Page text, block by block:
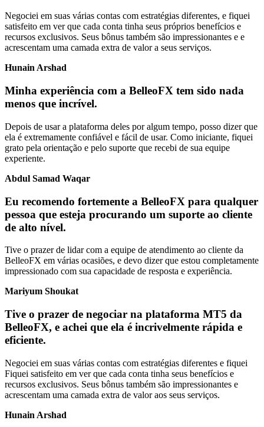
Negociei em suas várias contas com estratégias diferentes, e fiquei
satisfeito em ver que cada conta tinha seus próprios benefícios e
recursos exclusivos. Seus bônus também são impressionantes e e
acrescentam uma camada extra de valor a seus serviços.
Hunain Arshad
Minha experiência com a BelleoFX tem sido nada
menos que incrível.
Depois de usar a plataforma deles por algum tempo, posso dizer que
ela é extremamente confiável e fácil de usar. Como iniciante, fiquei
grato pela orientação e pelo suporte que recebi de sua equipe
experiente.
Abdul Samad Waqar
Eu recomendo fortemente a BelleoFX para qualquer
pessoa que esteja procurando um suporte ao cliente
de alto nível.
Tive o prazer de lidar com a equipe de atendimento ao cliente da
BelleoFX em várias ocasiões, e devo dizer que estou completamente
impressionado com sua capacidade de resposta e experiência.
Mariyum Shoukat
Tive o prazer de negociar na plataforma MT5 da
BelleoFX, e achei que ela é incrivelmente rápida e
eficiente.
Negociei em suas várias contas com estratégias diferentes e fiquei
Fiquei satisfeito em ver que cada conta tinha seus benefícios e
recursos exclusivos. Seus bônus também são impressionantes e
acrescentam uma camada extra de valor aos seus serviços.
Hunain Arshad